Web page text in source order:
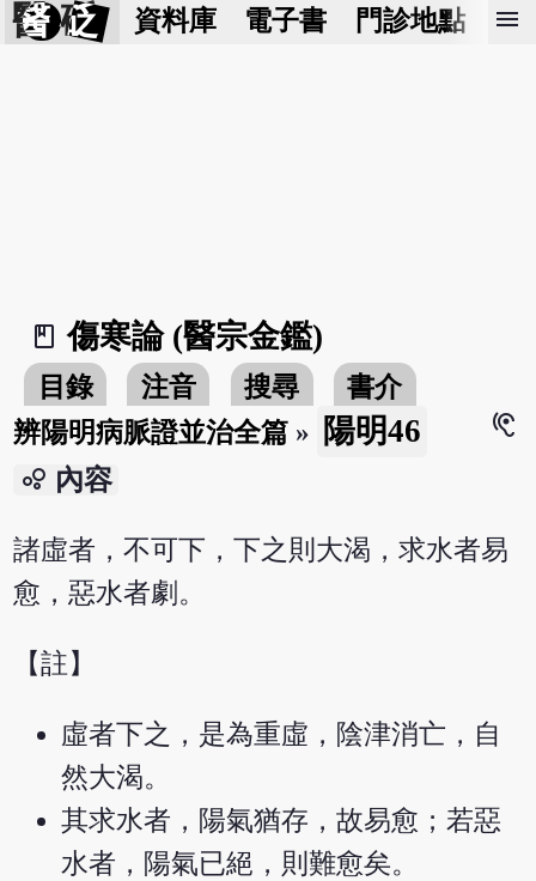
醫 砭 資料庫 電子書 門診地點 預
menu
book_2
傷寒論 (醫宗金鑑)
目錄 注音 搜尋
書介
辨陽明病脈證並治全篇 » 陽明46
hearing
bubble_chart 內容
諸虛者，不可下，下之則大渴，求水者易
愈，惡水者劇。
【註】
虛者下之，是為重虛，陰津消亡，自
然大渴。
其求水者，陽氣猶存，故易愈；若惡
水者，陽氣已絕，則難愈矣。